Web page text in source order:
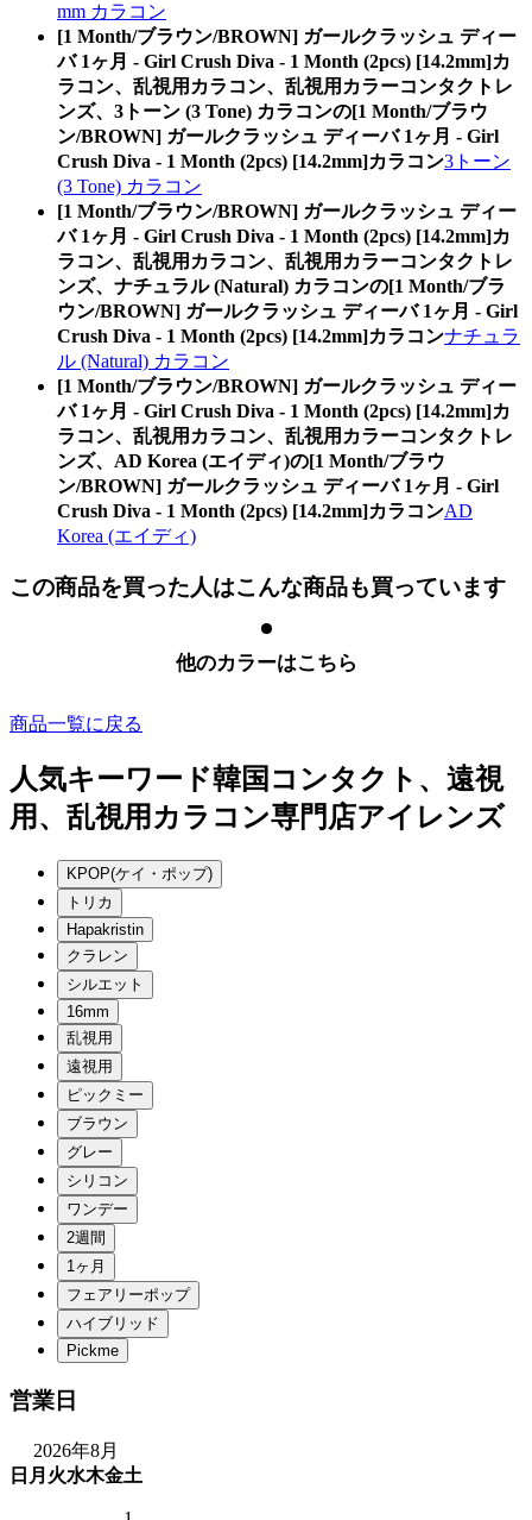
mm カラコン
[1 Month/ブラウン/BROWN] ガールクラッシュ ディー
バ 1ヶ月 - Girl Crush Diva - 1 Month (2pcs) [14.2mm]カ
ラコン、乱視用カラコン、乱視用カラーコンタクトレ
ンズ、3トーン (3 Tone) カラコンの[1 Month/ブラウ
ン/BROWN] ガールクラッシュ ディーバ 1ヶ月 - Girl
Crush Diva - 1 Month (2pcs) [14.2mm]カラコン3トーン
(3 Tone) カラコン
[1 Month/ブラウン/BROWN] ガールクラッシュ ディー
バ 1ヶ月 - Girl Crush Diva - 1 Month (2pcs) [14.2mm]カ
ラコン、乱視用カラコン、乱視用カラーコンタクトレ
ンズ、ナチュラル (Natural) カラコンの[1 Month/ブラ
ウン/BROWN] ガールクラッシュ ディーバ 1ヶ月 - Girl
Crush Diva - 1 Month (2pcs) [14.2mm]カラコンナチュラ
ル (Natural) カラコン
[1 Month/ブラウン/BROWN] ガールクラッシュ ディー
バ 1ヶ月 - Girl Crush Diva - 1 Month (2pcs) [14.2mm]カ
ラコン、乱視用カラコン、乱視用カラーコンタクトレ
ンズ、AD Korea (エイディ)の[1 Month/ブラウ
ン/BROWN] ガールクラッシュ ディーバ 1ヶ月 - Girl
Crush Diva - 1 Month (2pcs) [14.2mm]カラコンAD
Korea (エイディ)
この商品を買った人はこんな商品も買っています
他のカラーはこちら
商品一覧に戻る
人気キーワード韓国コンタクト、遠視
用、乱視用カラコン専門店アイレンズ
営業日
2026年8月
日 月 火水木金土